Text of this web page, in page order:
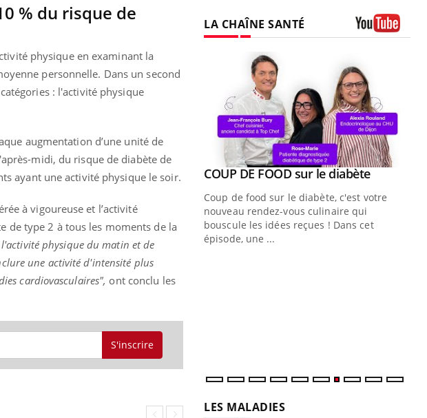
% du risque de
physique en examinant la
personnelle. Dans un second
: l'activité physique
augmentation d’une unité de
midi, du risque de diabète de
ayant une activité physique le soir.
à vigoureuse et l’activité
de type 2 à tous les moments de la
physique du matin et de
une activité d'intensité plus
cardiovasculaires", ont conclu les
S'inscrire
LA CHAÎNE SANTÉ
Youtube
COUP DE FOOD sur le diabèteYoutube
Coup de food sur le diabète, c'est votre
nouveau rendez-vous culinaire qui
bouscule les idées reçues ! Dans cet
épisode, une ...
LES MALADIES